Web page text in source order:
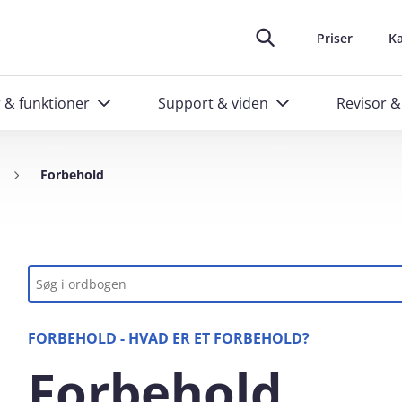
Header top
Priser
& funktioner Support & viden Revisor
Forbehold
Nøgleord
FORBEHOLD - HVAD ER ET FORBEHOLD?